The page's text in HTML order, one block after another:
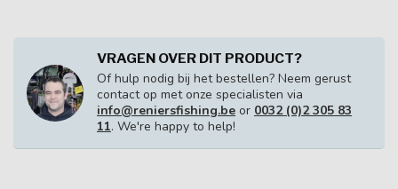
VRAGEN OVER DIT PRODUCT?
Of hulp nodig bij het bestellen? Neem gerust
contact op met onze specialisten via
info@reniersfishing.be or 0032 (0)2 305 83
11. We're happy to help!